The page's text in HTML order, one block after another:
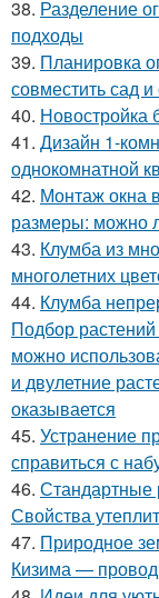
38. Разделение
подходы
39. Планировка
совместить сад и
40. Новостройка
41. Дизайн 1-
однокомнатной
42. Монтаж окна
размеры: можно
43. Клумба из
многолетних
44. Клумба
Подбор
можно
и двулетние
оказывается
45. Устранение
справиться с
46. Стандартные
Свойства
47. Природное
Кизима —